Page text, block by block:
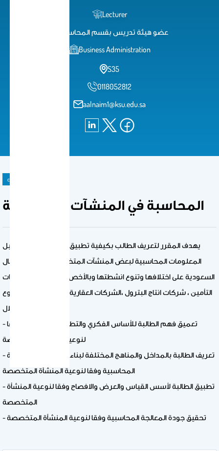
Lecturer
عضو هيئة تدريس بقسم المحاسبة
Business Administration
S35
0118052812
aalnaim1@ksu.edu.sa
course
المحاسبة في المنشآت المتخصصة
يهدف المقرر لتعريف الطالب بكيفية تطبيق مبادئ قياس وتوصيل
المعلومات المحاسبية لبعض المنشآت المتخصصة في بيئة الاعمال
السعودية على اختلافها وتنوع انشطتها وبالأخص قطاع البنوك، شركات
التأمين ، شركات انتاج البترول ،الشركات العقارية والشركات ذات الفروع
المتعددة من خلال
- تعميق فهم الطالبة للأساس الفكري والتطبيقي للمحاسبة وفقا
لنوعية المنشأة المتخصصة
- تعريف الطالبة بالمداخل والمناهج المختلفة لبناء استراتيجية المعالجة
المحاسبية وفقا لنوعية المنشأة المتخصصة
- تطبيق الطالبة لأسس القياس والعرض والافصاح وفقا لنوعية المنشأة
المتخصصة
- تحقيق جودة المعالجة المحاسبية وفقا لنوعية المنشأة المتخصصة